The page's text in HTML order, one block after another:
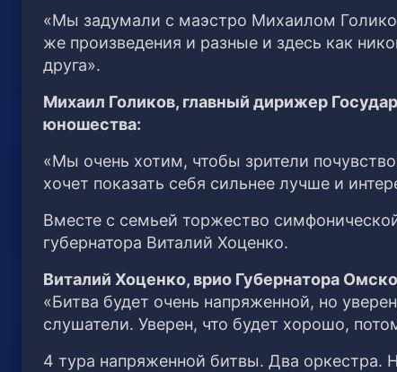
«Мы задумали с маэстро Михаилом
же произведения и разные и здесь как
друга».
Михаил Голиков, главный дирижер
юношества:
«Мы очень хотим, чтобы зрители
хочет показать себя сильнее лучше и
Вместе с семьей торжество
губернатора Виталий Хоценко.
Виталий Хоценко, врио Губернатора
«Битва будет очень напряженной, но
слушатели. Уверен, что будет хорошо,
4 тура напряженной битвы. Два оркестра.